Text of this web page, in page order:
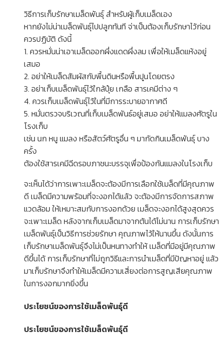
วิธีการเก็บรักษาเมล็ดพันธุ์ สำหรับผู้เก็บเมล็ดเอง
หากยังไม่น่าเมล็ดพันธุ์ไปปลูกทันที จ่าเป็นต้องเก็บรักษาไว้ก่อน
ควรปฏิบัติ ดังนี้
1. ควรหมั่นน่าเอาเมล็ดออกผึ่งแดดผึ่งลม เพื่อให้เมล็ดแห้งอยู่
เสมอ
2. อย่าให้เมล็ดสัมผัสกับพื้นดินหรือพื้นปูนโดยตรง
3. อย่าเก็บเมล็ดพันธุ์ไว้ใกล้ปุ๋ย เกลือ สารเคมีต่าง ๆ
4. ควรเก็บเมล็ดพันธุ์ไว้ในที่มีการระบายอากาศดี
5. หมั่นตรวจบริเวณที่เก็บเมล็ดพันธ์อยู่เสมอ อย่าให้แมลงศัตรูใน
โรงเก็บ
เช่น นก หนู แมลง หรือสัตว์ศัตรูอื่น ๆ มากัดกินเมล็ดพันธุ์ บาง
ครั้ง
ต้องใช้สารเคมีฉีดรอบภาชนะบรรจุเพื่อป้องกันแมลงในโรงเก็บ
จะเห็นได้ว่าการเพาะเมล็ดจะต้องมีการเลือกใช้เมล็ดที่มีคุณภาพ
ดี เมล็ดมีความพร้อมที่จะงอกได้แล้ว จะต้องมีการจัดการสภาพ
แวดล้อม ให้เหมาะสมกับการงอกด้วย เมล็ดจะงอกได้สูงสุดควร
จะเพาะเมล็ด หลังจากเก็บเมล็ดมาจากต้นได้ไม่นาน การเก็บรักษา
เมล็ดพันธุ์เป็นวิธีการช่วยรักษา คุณภาพไว้ให้นานขึ้น ดังนั้นการ
เก็บรักษาเมล็ดพันธุ์จึงไม่เป็นหนทางทำให้ เมล็ดที่มีอยู่มีคุณภาพ
ดีขึ้นได้ การเก็บรักษาที่ไม่ถูกวิธีและการนำเมล็ดที่มีปัญหาอยู่ แล้ว
มาเก็บรักษาจึงทำให้เมล็ดมีความเสี่ยงต่อการสูญเสียคุณภาพ
ในการงอกมากยิ่งขึ้น
ประโยชน์ของการใช้เมล็ดพันธุ์ดี
ประโยชน์ของการใช้เมล็ดพันธุ์ดี